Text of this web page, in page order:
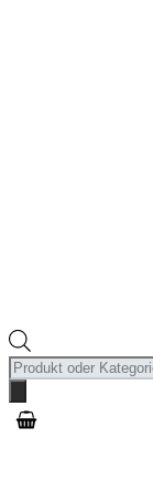
Products
search